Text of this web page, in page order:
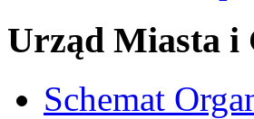
Urząd Miasta i
Schemat